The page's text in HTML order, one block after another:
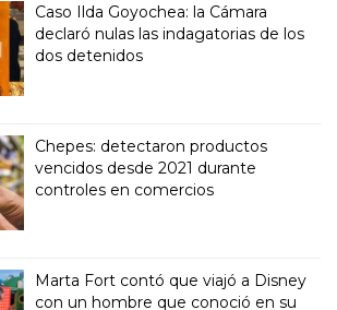
Caso Ilda Goyochea: la Cámara
declaró nulas las indagatorias de los
dos detenidos
Chepes: detectaron productos
vencidos desde 2021 durante
controles en comercios
Marta Fort contó que viajó a Disney
con un hombre que conoció en su